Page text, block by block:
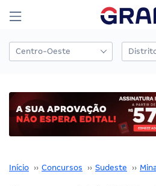
Início ›› Concursos ›› Sudeste ››